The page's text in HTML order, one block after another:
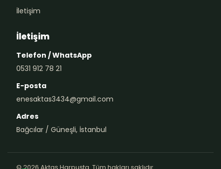
İletişim
İletişim
Telefon / WhatsApp
0531 912 78 21
E-posta
enesaktas3434@gmail.com
Adres
Bağcılar / Güneşli, İstanbul